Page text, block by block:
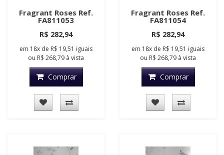
Fragrant Roses Ref.
FA811053
R$ 282,94
em 18x de R$ 19,51 iguais
ou R$ 268,79 à vista
Comprar
Fragrant Roses Ref.
FA811054
R$ 282,94
em 18x de R$ 19,51 iguais
ou R$ 268,79 à vista
Comprar